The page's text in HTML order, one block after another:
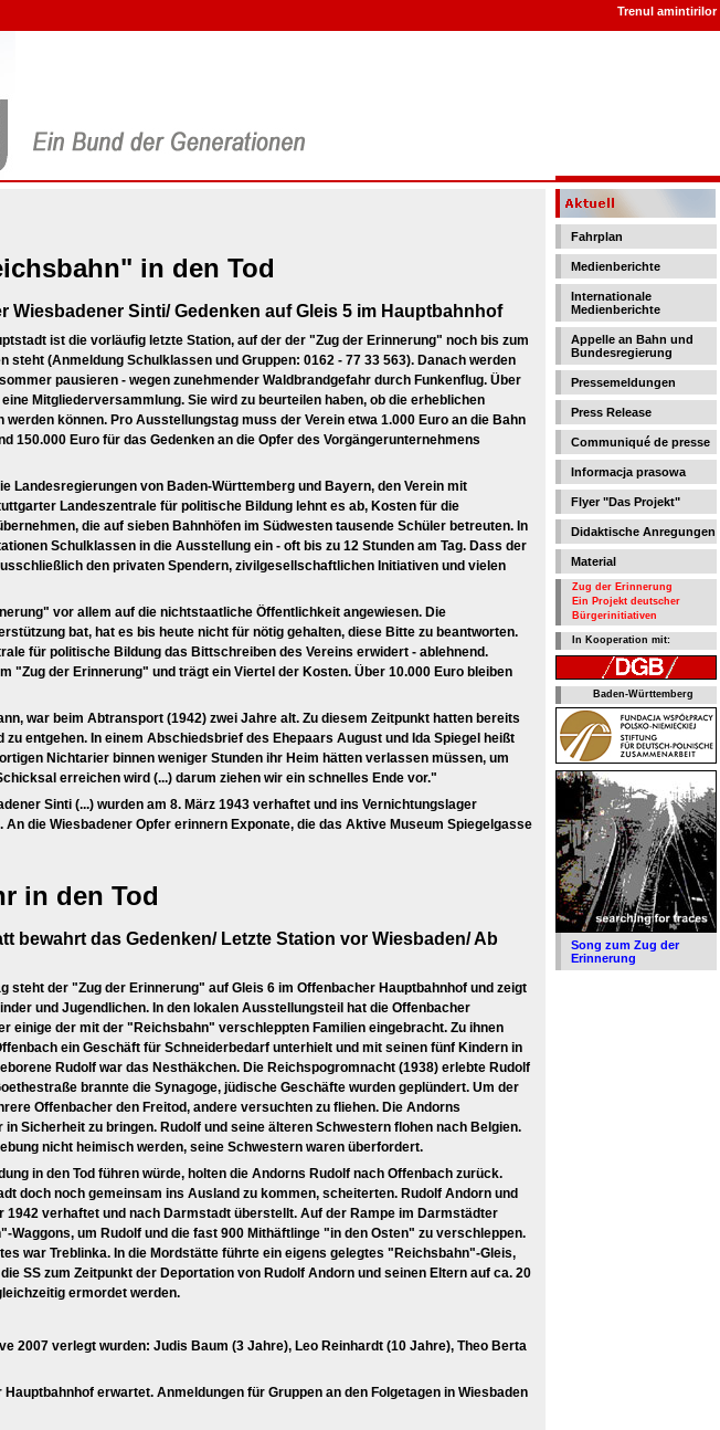
Trenul amintirilor
Fahrplan
Medienberichte
Internationale
Medienberichte
Appelle an Bahn und
Bundesregierung
Pressemeldungen
Press Release
Communiqué de presse
Informacja prasowa
Flyer "Das Projekt"
Didaktische Anregungen
Material
Zug der Erinnerung
Ein Projekt deutscher
Bürgerinitiativen
In Kooperation mit:
Baden-Württemberg
Song zum Zug der
Erinnerung
in den Tod
Sinti/ Gedenken auf Gleis 5 im Hauptbahnhof
ist die vorläufig letzte Station, auf der der "Zug der Erinnerung" noch bis zum
steht (Anmeldung Schulklassen und Gruppen: 0162 - 77 33 563). Danach werden
pausieren - wegen zunehmender Waldbrandgefahr durch Funkenflug. Über
Mitgliederversammlung. Sie wird zu beurteilen haben, ob die erheblichen
können. Pro Ausstellungstag muss der Verein etwa 1.000 Euro an die Bahn
150.000 Euro für das Gedenken an die Opfer des Vorgängerunternehmens
Landesregierungen von Baden-Württemberg und Bayern, den Verein mit
Landeszentrale für politische Bildung lehnt es ab, Kosten für die
die auf sieben Bahnhöfen im Südwesten tausende Schüler betreuten. In
Schulklassen in die Ausstellung ein - oft bis zu 12 Stunden am Tag. Dass der
den privaten Spendern, zivilgesellschaftlichen Initiativen und vielen
vor allem auf die nichtstaatliche Öffentlichkeit angewiesen. Die
bat, hat es bis heute nicht für nötig gehalten, diese Bitte zu beantworten.
für politische Bildung das Bittschreiben des Vereins erwidert - ablehnend.
"Zug der Erinnerung" und trägt ein Viertel der Kosten. Über 10.000 Euro bleiben
war beim Abtransport (1942) zwei Jahre alt. Zu diesem Zeitpunkt hatten bereits
entgehen. In einem Abschiedsbrief des Ehepaars August und Ida Spiegel heißt
Nichtarier binnen weniger Stunden ihr Heim hätten verlassen müssen, um
erreichen wird (...) darum ziehen wir ein schnelles Ende vor."
Sinti (...) wurden am 8. März 1943 verhaftet und ins Vernichtungslager
die Wiesbadener Opfer erinnern Exponate, die das Aktive Museum Spiegelgasse
in den Tod
bewahrt das Gedenken/ Letzte Station vor Wiesbaden/ Ab
steht der "Zug der Erinnerung" auf Gleis 6 im Offenbacher Hauptbahnhof und zeigt
und Jugendlichen. In den lokalen Ausstellungsteil hat die Offenbacher
einige der mit der "Reichsbahn" verschleppten Familien eingebracht. Zu ihnen
ein Geschäft für Schneiderbedarf unterhielt und mit seinen fünf Kindern in
Rudolf war das Nesthäkchen. Die Reichspogromnacht (1938) erlebte Rudolf
brannte die Synagoge, jüdische Geschäfte wurden geplündert. Um der
Offenbacher den Freitod, andere versuchten zu fliehen. Die Andorns
Sicherheit zu bringen. Rudolf und seine älteren Schwestern flohen nach Belgien.
nicht heimisch werden, seine Schwestern waren überfordert.
in den Tod führen würde, holten die Andorns Rudolf nach Offenbach zurück.
doch noch gemeinsam ins Ausland zu kommen, scheiterten. Rudolf Andorn und
1942 verhaftet und nach Darmstadt überstellt. Auf der Rampe im Darmstädter
Waggons, um Rudolf und die fast 900 Mithäftlinge "in den Osten" zu verschleppen.
war Treblinka. In die Mordstätte führte ein eigens gelegtes "Reichsbahn"-Gleis,
SS zum Zeitpunkt der Deportation von Rudolf Andorn und seinen Eltern auf ca. 20
ermordet werden.
2007 verlegt wurden: Judis Baum (3 Jahre), Leo Reinhardt (10 Jahre), Theo Berta
erwartet. Anmeldungen für Gruppen an den Folgetagen in Wiesbaden